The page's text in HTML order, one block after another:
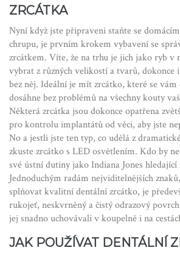
ZRCÁTKA
Nyní když jste připraveni staňte se
chrupu, je prvním krokem vybavení se
zrcátkem. Víte, že na trhu je jich jako ryb v
vybrat z různých velikostí a tvarů, dokonce
bez něj. Ideální je mít zrcátko, které se
dosáhne bez problémů na všechny kouty
Některá zrcátka jsou dokonce opatřena
pro kontrolu implantátů od věci, aby jste
No a jestli jste ten typ, co udělá z
zkuste zrcátko s LED osvětlením. Kdo by
své ústní dutiny jako Indiana Jones hledající
Jednoduchým radám nejviditelnějších
splňovat kvalitní dentální zrcátko, je
rukojeť, neskvrněný a čistý odrazový
jej snadno uchovávali v koupelně i na
JAK POUŽÍVAT DENTÁLNÍ